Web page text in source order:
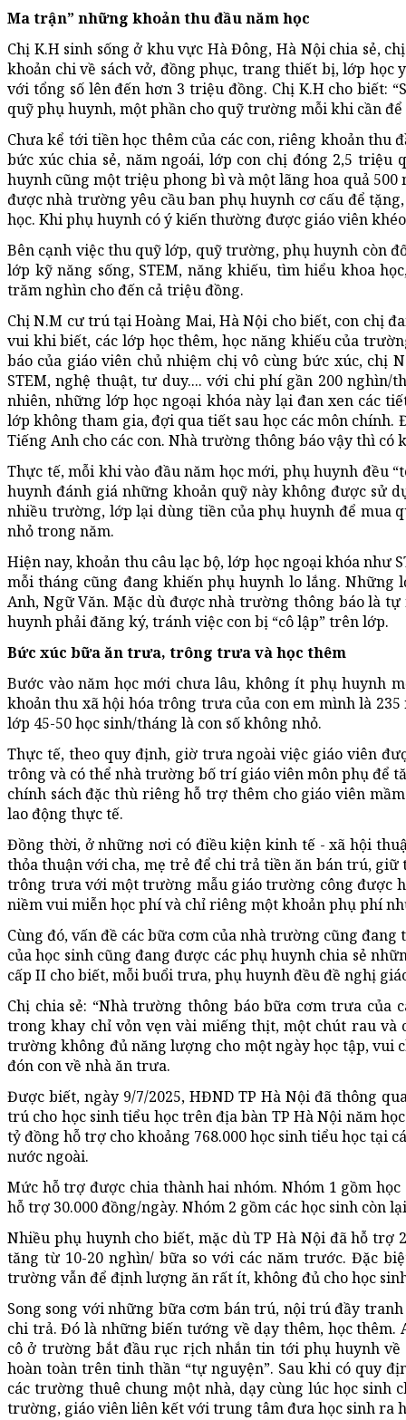
Ma trận” những khoản thu đầu năm học
Chị K.H sinh sống ở khu vực Hà Đông, Hà Nội chia sẻ,
khoản chi về sách vở, đồng phục, trang thiết bị, lớp
với tổng số lên đến hơn 3 triệu đồng. Chị K.H cho biết:
quỹ phụ huynh, một phần cho quỹ trường mỗi khi cần
Chưa kể tới tiền học thêm của các con, riêng khoản thu
bức xúc chia sẻ, năm ngoái, lớp con chị đóng 2,5
huynh cũng một triệu phong bì và một lãng hoa quả 500
được nhà trường yêu cầu ban phụ huynh cơ cấu để
học. Khi phụ huynh có ý kiến thường được giáo viên
Bên cạnh việc thu quỹ lớp, quỹ trường, phụ huynh còn
lớp kỹ năng sống, STEM, năng khiếu, tìm hiểu khoa
trăm nghìn cho đến cả triệu đồng.
Chị N.M cư trú tại Hoàng Mai, Hà Nội cho biết, con chị
vui khi biết, các lớp học thêm, học năng khiếu của
báo của giáo viên chủ nhiệm chị vô cùng bức xúc, chị
STEM, nghệ thuật, tư duy.... với chi phí gần 200
nhiên, những lớp học ngoại khóa này lại đan xen các
lớp không tham gia, đợi qua tiết sau học các môn
Tiếng Anh cho các con. Nhà trường thông báo vậy thì có
Thực tế, mỗi khi vào đầu năm học mới, phụ huynh đều
huynh đánh giá những khoản quỹ này không được sử
nhiều trường, lớp lại dùng tiền của phụ huynh để mua
nhỏ trong năm.
Hiện nay, khoản thu câu lạc bộ, lớp học ngoại khóa như
mỗi tháng cũng đang khiến phụ huynh lo lắng. Những
Anh, Ngữ Văn. Mặc dù được nhà trường thông báo là
huynh phải đăng ký, tránh việc con bị “cô lập” trên lớp.
Bức xúc bữa ăn trưa, trông trưa và học thêm
Bước vào năm học mới chưa lâu, không ít phụ huynh
khoản thu xã hội hóa trông trưa của con em mình là
lớp 45-50 học sinh/tháng là con số không nhỏ.
Thực tế, theo quy định, giờ trưa ngoài việc giáo viên
trông và có thể nhà trường bố trí giáo viên môn phụ để
chính sách đặc thù riêng hỗ trợ thêm cho giáo viên
lao động thực tế.
Đồng thời, ở những nơi có điều kiện kinh tế - xã hội
thỏa thuận với cha, mẹ trẻ để chi trả tiền ăn bán trú,
trông trưa với một trường mẫu giáo trường công được
niềm vui miễn học phí và chỉ riêng một khoản phụ phí
Cùng đó, vấn đề các bữa cơm của nhà trường cũng
của học sinh cũng đang được các phụ huynh chia sẻ
cấp II cho biết, mỗi buổi trưa, phụ huynh đều đề nghị
Chị chia sẻ: “Nhà trường thông báo bữa cơm trưa của
trong khay chỉ vỏn vẹn vài miếng thịt, một chút rau và
trường không đủ năng lượng cho một ngày học tập, vui
đón con về nhà ăn trưa.
Được biết, ngày 9/7/2025, HĐND TP Hà Nội đã thông
trú cho học sinh tiểu học trên địa bàn TP Hà Nội năm
tỷ đồng hỗ trợ cho khoảng 768.000 học sinh tiểu học tại
nước ngoài.
Mức hỗ trợ được chia thành hai nhóm. Nhóm 1 gồm
hỗ trợ 30.000 đồng/ngày. Nhóm 2 gồm các học sinh còn
Nhiều phụ huynh cho biết, mặc dù TP Hà Nội đã hỗ
tăng từ 10-20 nghìn/ bữa so với các năm trước. Đặc
trường vẫn để định lượng ăn rất ít, không đủ cho học
Song song với những bữa cơm bán trú, nội trú đầy
chi trả. Đó là những biến tướng về dạy thêm, học thêm.
cô ở trường bắt đầu rục rịch nhắn tin tới phụ huynh
hoàn toàn trên tinh thần “tự nguyện”. Sau khi có quy
các trường thuê chung một nhà, dạy cùng lúc học sinh
trường, giáo viên liên kết với trung tâm đưa học sinh ra